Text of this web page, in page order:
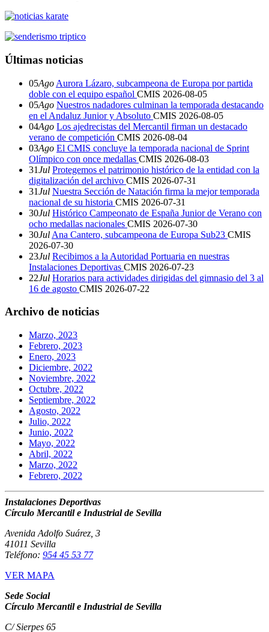
Últimas noticias
05Ago Aurora Lázaro, subcampeona de Europa por partida
doble con el equipo español CMIS 2026-08-05
05Ago Nuestros nadadores culminan la temporada destacando
en el Andaluz Junior y Absoluto CMIS 2026-08-05
04Ago Los ajedrecistas del Mercantil firman un destacado
verano de competición CMIS 2026-08-04
03Ago El CMIS concluye la temporada nacional de Sprint
Olímpico con once medallas CMIS 2026-08-03
31Jul Protegemos el patrimonio histórico de la entidad con la
digitalización del archivo CMIS 2026-07-31
31Jul Nuestra Sección de Natación firma la mejor temporada
nacional de su historia CMIS 2026-07-31
30Jul Histórico Campeonato de España Junior de Verano con
ocho medallas nacionales CMIS 2026-07-30
30Jul Ana Cantero, subcampeona de Europa Sub23 CMIS
2026-07-30
23Jul Recibimos a la Autoridad Portuaria en nuestras
Instalaciones Deportivas CMIS 2026-07-23
22Jul Horarios para actividades dirigidas del gimnasio del 3 al
16 de agosto CMIS 2026-07-22
Archivo de noticias
Marzo, 2023
Febrero, 2023
Enero, 2023
Diciembre, 2022
Noviembre, 2022
Octubre, 2022
Septiembre, 2022
Agosto, 2022
Julio, 2022
Junio, 2022
Mayo, 2022
Abril, 2022
Marzo, 2022
Febrero, 2022
Instalaciones Deportivas
Círculo Mercantil e Industrial de Sevilla
Avenida Adolfo Suárez, 3
41011 Sevilla
Teléfono: 954 45 53 77
VER MAPA
Sede Social
Círculo Mercantil e Industrial de Sevilla
C/ Sierpes 65